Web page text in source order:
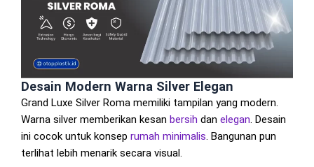
Desain Modern Warna Silver Elegan
Grand Luxe Silver Roma memiliki tampilan yang modern.
Warna silver memberikan kesan bersih dan elegan. Desain
ini cocok untuk konsep rumah minimalis. Bangunan pun
terlihat lebih menarik secara visual.